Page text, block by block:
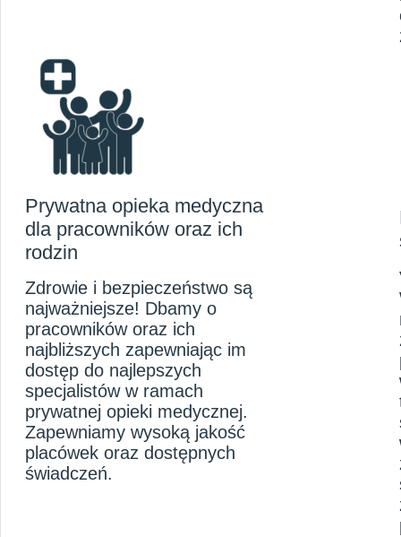
Prywatna opieka medyczna
dla pracowników oraz ich
rodzin
Zdrowie i bezpieczeństwo są
najważniejsze! Dbamy o
pracowników oraz ich
najbliższych zapewniając im
dostęp do najlepszych
specjalistów w ramach
prywatnej opieki medycznej.
Zapewniamy wysoką jakość
placówek oraz dostępnych
świadczeń.